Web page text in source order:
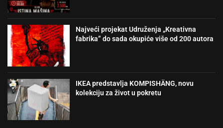
Najveći projekat Udruženja „Kreativna
fabrika” do sada okupiće više od 200 autora
IKEA predstavlja KOMPISHÄNG, novu
kolekciju za život u pokretu